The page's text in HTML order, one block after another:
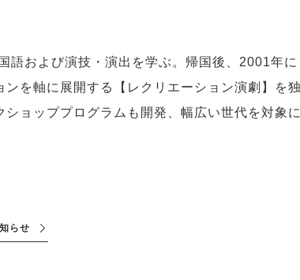
語および演技・演出を学ぶ。帰国後、2001年に
を軸に展開する【レクリエーション演劇】を
ョッププログラムも開発、幅広い世代を対象
らせ